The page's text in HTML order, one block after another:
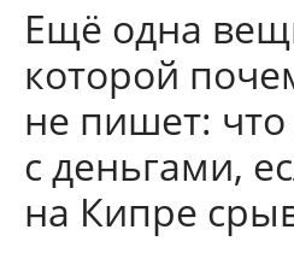
Ещё одна
которой
не пишет:
с деньгами,
на Кипре